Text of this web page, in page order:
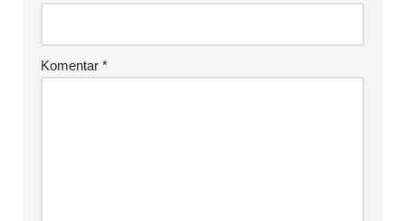
Komentar *